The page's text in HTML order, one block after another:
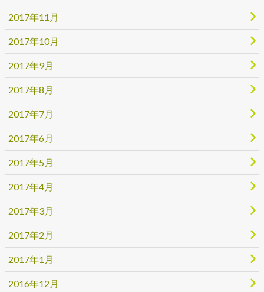
2017年11月
2017年10月
2017年9月
2017年8月
2017年7月
2017年6月
2017年5月
2017年4月
2017年3月
2017年2月
2017年1月
2016年12月